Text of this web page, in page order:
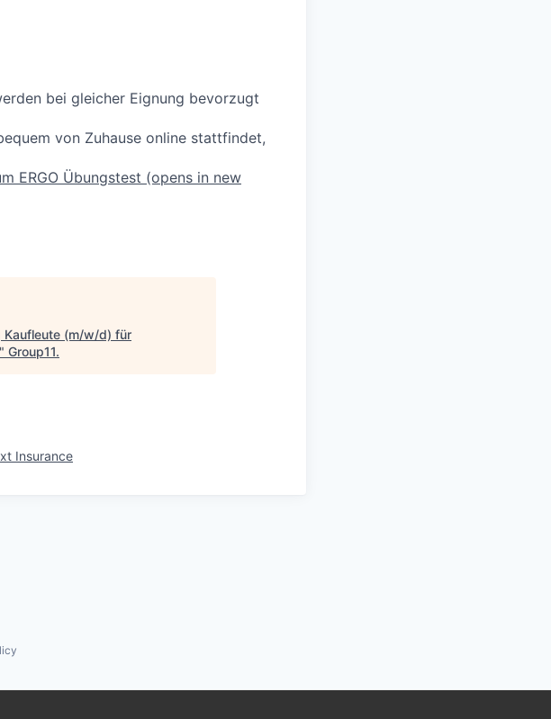
bei gleicher Eignung bevorzugt
von Zuhause online stattfindet,
ERGO Übungstest (opens in new
(m/w/d) für
" Group11.
Insurance